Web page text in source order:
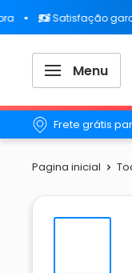
Satisfação garantida
Menu
Frete grátis
Pagina inicial